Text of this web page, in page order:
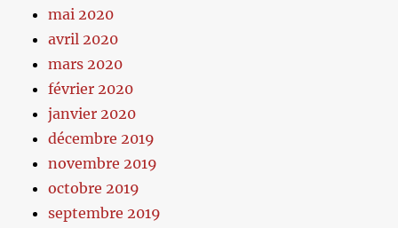
mai 2020
avril 2020
mars 2020
février 2020
janvier 2020
décembre 2019
novembre 2019
octobre 2019
septembre 2019